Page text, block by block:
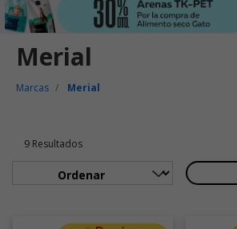
Merial
Marcas Merial
9 Resultados